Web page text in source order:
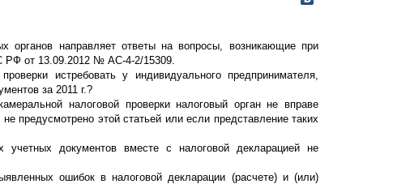
органов направляет ответы на вопросы, возникающие при
РФ от 13.09.2012 № АС-4-2/15309.
истребовать у индивидуального предпринимателя,
за 2011 г.?
налоговой проверки налоговый орган не вправе
предусмотрено этой статьей или если представление таких
учетных документов вместе с налоговой декларацией не
ошибок в налоговой декларации (расчете) и (или)